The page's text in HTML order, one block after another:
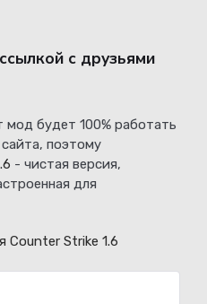
с друзьями
будет 100% работать
поэтому
- чистая версия,
для
Counter Strike 1.6